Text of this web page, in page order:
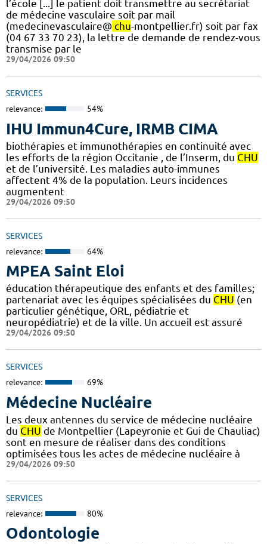
l’école [...] le patient doit transmettre au secrétariat
de médecine vasculaire soit par mail
(medecinevasculaire@ chu-montpellier.fr) soit par fax
(04 67 33 70 23), la lettre de demande de rendez-vous
transmise par le
29/04/2026 09:50
SERVICES
relevance: 54%
IHU Immun4Cure, IRMB CIMA
biothérapies et immunothérapies en continuité avec
les efforts de la région Occitanie , de l’Inserm, du CHU
et de l’université. Les maladies auto-immunes
affectent 4% de la population. Leurs incidences
augmentent
29/04/2026 09:50
SERVICES
relevance: 64%
MPEA Saint Eloi
éducation thérapeutique des enfants et des familles;
partenariat avec les équipes spécialisées du CHU (en
particulier génétique, ORL, pédiatrie et
neuropédiatrie) et de la ville. Un accueil est assuré
29/04/2026 09:50
SERVICES
relevance: 69%
Médecine Nucléaire
Les deux antennes du service de médecine nucléaire
du CHU de Montpellier (Lapeyronie et Gui de Chauliac)
sont en mesure de réaliser dans des conditions
optimisées tous les actes de médecine nucléaire à
29/04/2026 09:50
SERVICES
relevance: 80%
Odontologie